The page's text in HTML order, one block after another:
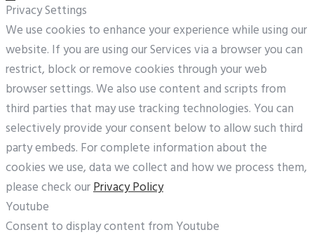
Privacy Settings
We use cookies to enhance your experience while using our
website. If you are using our Services via a browser you can
restrict, block or remove cookies through your web
browser settings. We also use content and scripts from
third parties that may use tracking technologies. You can
selectively provide your consent below to allow such third
party embeds. For complete information about the
cookies we use, data we collect and how we process them,
please check ourPrivacy Policy
Youtube
Consent to display content from Youtube